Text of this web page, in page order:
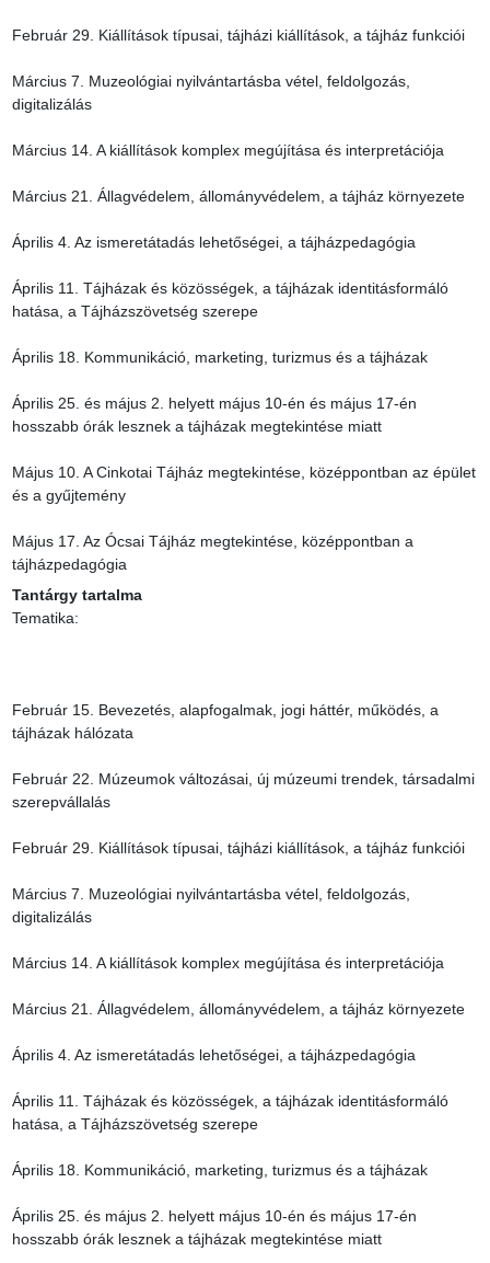
Február 29. Kiállítások típusai, tájházi kiállítások, a tájház funkciói
Március 7. Muzeológiai nyilvántartásba vétel, feldolgozás,
digitalizálás
Március 14. A kiállítások komplex megújítása és interpretációja
Március 21. Állagvédelem, állományvédelem, a tájház környezete
Április 4. Az ismeretátadás lehetőségei, a tájházpedagógia
Április 11. Tájházak és közösségek, a tájházak identitásformáló
hatása, a Tájházszövetség szerepe
Április 18. Kommunikáció, marketing, turizmus és a tájházak
Április 25. és május 2. helyett május 10-én és május 17-én
hosszabb órák lesznek a tájházak megtekintése miatt
Május 10. A Cinkotai Tájház megtekintése, középpontban az épület
és a gyűjtemény
Május 17. Az Ócsai Tájház megtekintése, középpontban a
tájházpedagógia
Tantárgy tartalma
Tematika:
Február 15. Bevezetés, alapfogalmak, jogi háttér, működés, a
tájházak hálózata
Február 22. Múzeumok változásai, új múzeumi trendek, társadalmi
szerepvállalás
Február 29. Kiállítások típusai, tájházi kiállítások, a tájház funkciói
Március 7. Muzeológiai nyilvántartásba vétel, feldolgozás,
digitalizálás
Március 14. A kiállítások komplex megújítása és interpretációja
Március 21. Állagvédelem, állományvédelem, a tájház környezete
Április 4. Az ismeretátadás lehetőségei, a tájházpedagógia
Április 11. Tájházak és közösségek, a tájházak identitásformáló
hatása, a Tájházszövetség szerepe
Április 18. Kommunikáció, marketing, turizmus és a tájházak
Április 25. és május 2. helyett május 10-én és május 17-én
hosszabb órák lesznek a tájházak megtekintése miatt